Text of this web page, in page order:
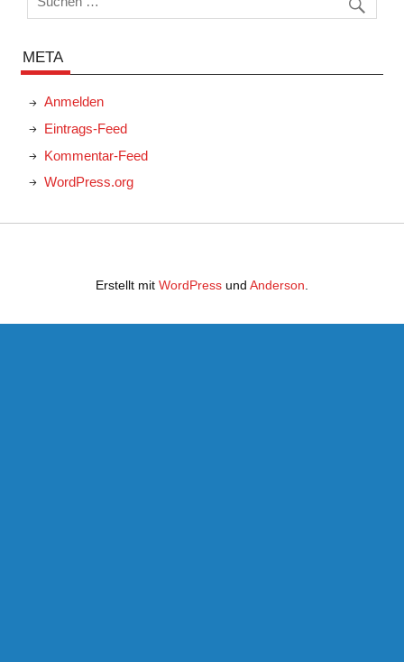
META
Anmelden
Eintrags-Feed
Kommentar-Feed
WordPress.org
Erstellt mit WordPress und Anderson.